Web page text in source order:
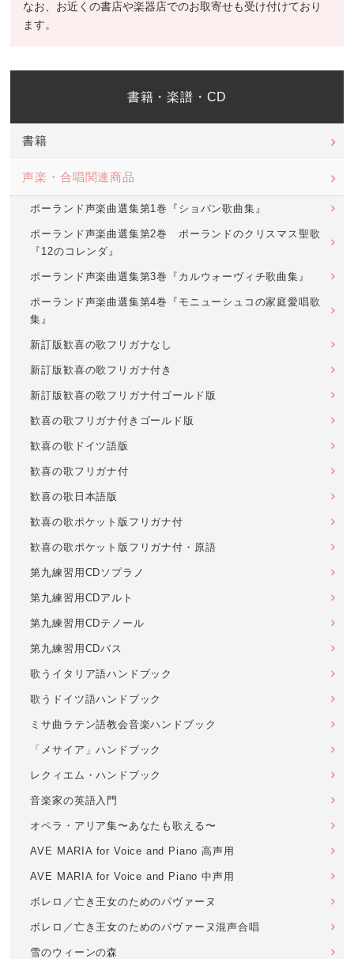
なお、お近くの書店や楽器店でのお取寄せも受け付けており
ます。
書籍・楽譜・CD
書籍
声楽・合唱関連商品
ポーランド声楽曲選集第1巻『ショパン歌曲集』
ポーランド声楽曲選集第2巻 ポーランドのクリスマス聖歌
『12のコレンダ』
ポーランド声楽曲選集第3巻『カルウォーヴィチ歌曲集』
ポーランド声楽曲選集第4巻『モニューシュコの家庭愛唱歌
集』
新訂版歓喜の歌フリガナなし
新訂版歓喜の歌フリガナ付き
新訂版歓喜の歌フリガナ付ゴールド版
歓喜の歌フリガナ付きゴールド版
歓喜の歌ドイツ語版
歓喜の歌フリガナ付
歓喜の歌日本語版
歓喜の歌ポケット版フリガナ付
歓喜の歌ポケット版フリガナ付・原語
第九練習用CDソプラノ
第九練習用CDアルト
第九練習用CDテノール
第九練習用CDバス
歌うイタリア語ハンドブック
歌うドイツ語ハンドブック
ミサ曲ラテン語教会音楽ハンドブック
「メサイア」ハンドブック
レクィエム・ハンドブック
音楽家の英語入門
オペラ・アリア集〜あなたも歌える〜
AVE MARIA for Voice and Piano 高声用
AVE MARIA for Voice and Piano 中声用
ボレロ／亡き王女のためのパヴァーヌ
ボレロ／亡き王女のためのパヴァーヌ混声合唱
雪のウィーンの森